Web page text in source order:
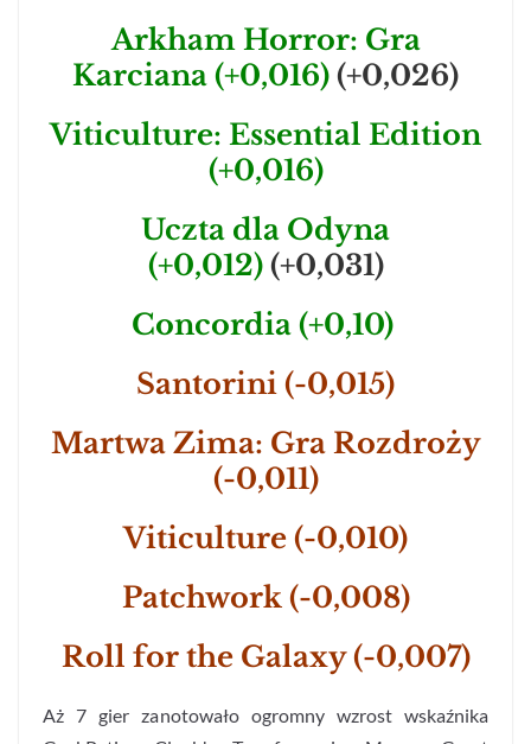
Arkham Horror: Gra
Karciana (+0,016) (+0,026)
Viticulture: Essential Edition
(+0,016)
Uczta dla Odyna
(+0,012) (+0,031)
Concordia (+0,10)
Santorini (-0,015)
Martwa Zima: Gra Rozdroży
(-0,011)
Viticulture (-0,010)
Patchwork (-0,008)
Roll for the Galaxy (-0,007)
Aż 7 gier zanotowało ogromny wzrost wskaźnika